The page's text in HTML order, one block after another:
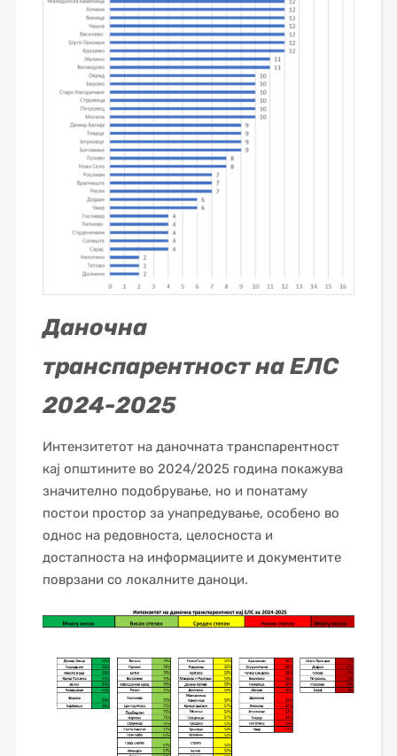
Даночна
транспарентност на ЕЛС
2024-2025
Интензитетот на даночната транспарентност
кај општините во 2024/2025 година покажува
значително подобрување, но и понатаму
постои простор за унапредување, особено во
однос на редовноста, целосноста и
достапноста на информациите и документите
поврзани со локалните даноци.